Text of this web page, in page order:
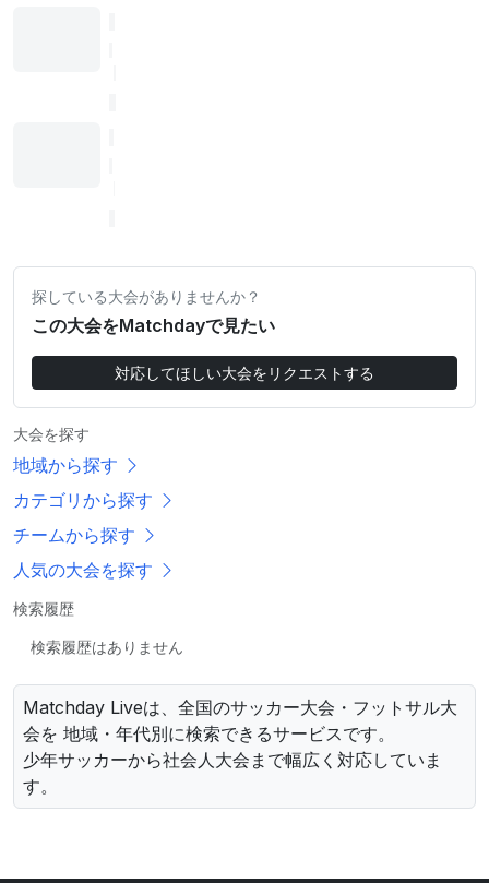
探している大会がありませんか？
この大会をMatchdayで見たい
対応してほしい大会をリクエストする
大会を探す
地域から探す
カテゴリから探す
チームから探す
人気の大会を探す
検索履歴
検索履歴はありません
Matchday Liveは、全国のサッカー大会・フットサル大
会を 地域・年代別に検索できるサービスです。
少年サッカーから社会人大会まで幅広く対応していま
す。